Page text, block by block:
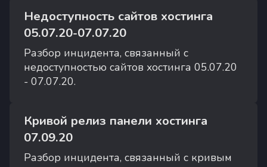
Недоступность сайтов хостинга
05.07.20-07.07.20
Разбор инцидента, связанный с
недоступностью сайтов хостинга 05.07.20
- 07.07.20.
Кривой релиз панели хостинга
07.09.20
Разбор инцидента, связанный с кривым